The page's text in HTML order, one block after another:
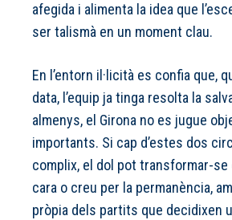
afegida i alimenta la idea que
ser talismà en un moment clau.
En l’entorn il·licità es confia que,
data, l’equip ja tinga resolta la
almenys, el Girona no es jugue
importants. Si cap d’estes dos
complix, el dol pot transformar-
cara o creu per la permanència,
pròpia dels partits que decidixen